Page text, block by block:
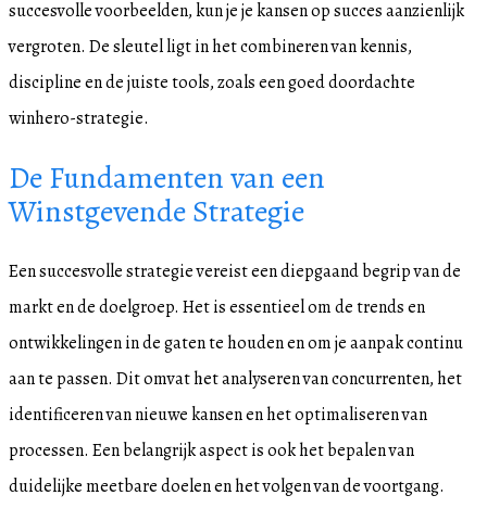
succesvolle voorbeelden, kun je je kansen op succes aanzienlijk
vergroten. De sleutel ligt in het combineren van kennis,
discipline en de juiste tools, zoals een goed doordachte
winhero-strategie.
De Fundamenten van een
Winstgevende Strategie
Een succesvolle strategie vereist een diepgaand begrip van de
markt en de doelgroep. Het is essentieel om de trends en
ontwikkelingen in de gaten te houden en om je aanpak continu
aan te passen. Dit omvat het analyseren van concurrenten, het
identificeren van nieuwe kansen en het optimaliseren van
processen. Een belangrijk aspect is ook het bepalen van
duidelijke meetbare doelen en het volgen van de voortgang.